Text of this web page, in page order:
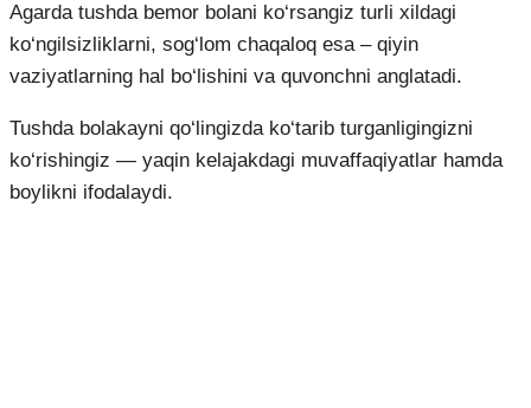
Agarda tushda bemor bolani ko‘rsangiz turli xildagi
ko‘ngilsizliklarni, sog‘lom chaqaloq esa – qiyin
vaziyatlarning hal bo‘lishini va quvonchni anglatadi.
Tushda bolakayni qo‘lingizda ko‘tarib turganligingizni
ko‘rishingiz — yaqin kelajakdagi muvaffaqiyatlar hamda
boylikni ifodalaydi.